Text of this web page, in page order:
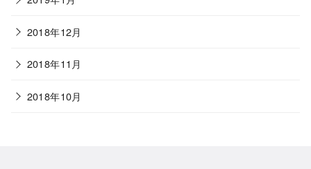
2018年12月
2018年11月
2018年10月